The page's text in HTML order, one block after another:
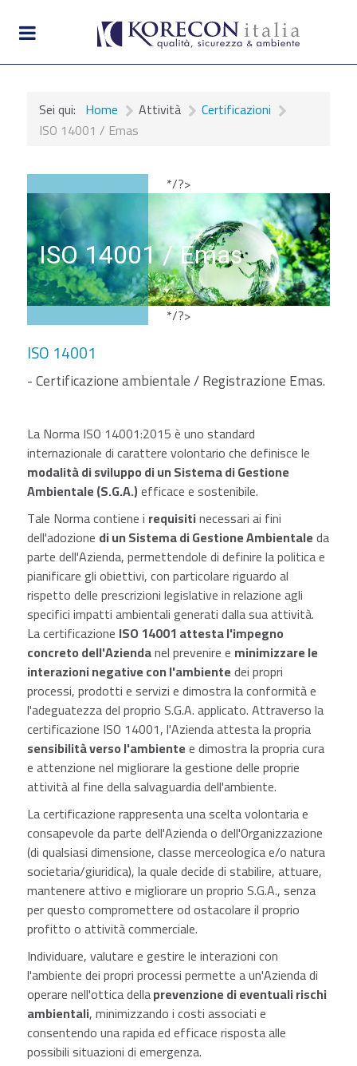
Sei qui: Home Attività
Certificazioni
ISO 14001 / Emas
ISO 14001 / Emas
*/?>
*/?>
ISO 14001
- Certificazione ambientale / Registrazione Emas.
La Norma ISO 14001:2015 è uno standard
internazionale di carattere volontario che definisce le
modalità di sviluppo di un Sistema di Gestione
Ambientale (S.G.A.)efficace e sostenibile.
Tale Norma contiene i requisitinecessari ai fini
dell'adozione di un Sistema di Gestione Ambientaleda
parte dell'Azienda, permettendole di definire la politica e
pianificare gli obiettivi, con particolare riguardo al
rispetto delle prescrizioni legislative in relazione agli
specifici impatti ambientali generati dalla sua attività.
La certificazione ISO 14001 attesta l'impegno
concreto dell'Aziendanel prevenire e minimizzare le
interazioni negative con l'ambientedei propri
processi, prodotti e servizi e dimostra la conformità e
l'adeguatezza del proprio S.G.A. applicato. Attraverso la
certificazione ISO 14001, l'Azienda attesta la propria
sensibilità verso l'ambientee dimostra la propria cura
e attenzione nel migliorare la gestione delle proprie
attività al fine della salvaguardia dell'ambiente.
La certificazione rappresenta una scelta volontaria e
consapevole da parte dell'Azienda o dell'Organizzazione
(di qualsiasi dimensione, classe merceologica e/o natura
societaria/giuridica), la quale decide di stabilire, attuare,
mantenere attivo e migliorare un proprio S.G.A., senza
per questo compromettere od ostacolare il proprio
profitto o attività commerciale.
Individuare, valutare e gestire le interazioni con
l'ambiente dei propri processi permette a un'Azienda di
operare nell'ottica dellaprevenzione di eventuali rischi
ambientali, minimizzando i costi associati e
consentendo una rapida ed efficace risposta alle
possibili situazioni di emergenza.